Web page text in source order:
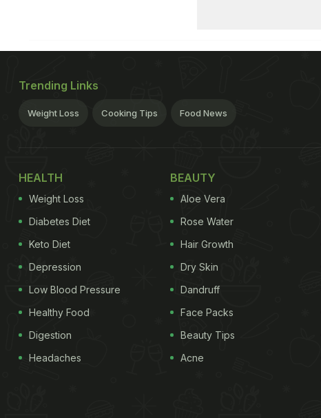
Trending Links
Weight Loss Cooking Tips Food News
HEALTH
Weight Loss
Diabetes Diet
Keto Diet
Depression
Low Blood Pressure
Healthy Food
Digestion
Headaches
BEAUTY
Aloe Vera
Rose Water
Hair Growth
Dry Skin
Dandruff
Face Packs
Beauty Tips
Acne